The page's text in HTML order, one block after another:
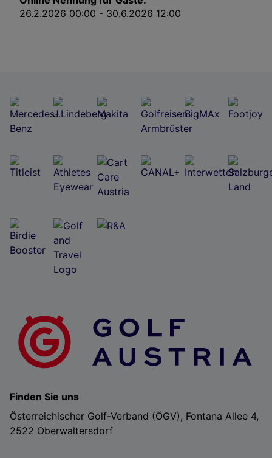
26.2.2026 00:00 - 30.6.2026 12:00
Finden Sie uns
Österreichischer Golf-Verband (ÖGV), Fontana Allee 4,
2522 Oberwaltersdorf
und der Performance von Inhalten, Zielgruppenforschung sowie Entwicklung
und Verbesserung von Angeboten.